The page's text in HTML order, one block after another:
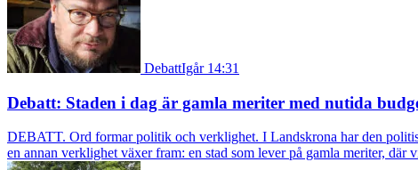
DebattIgår 14:31
Debatt: Staden i dag är gamla meriter med nutida
DEBATT. Ord formar politik och verklighet. I Landskrona har den
en annan verklighet växer fram: en stad som lever på gamla meriter, där